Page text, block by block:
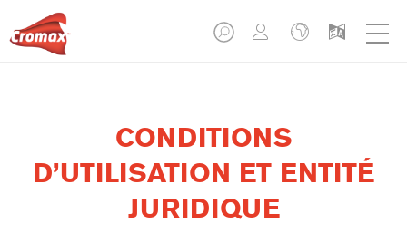
CONDITIONS
D’UTILISATION ET ENTITÉ
JURIDIQUE